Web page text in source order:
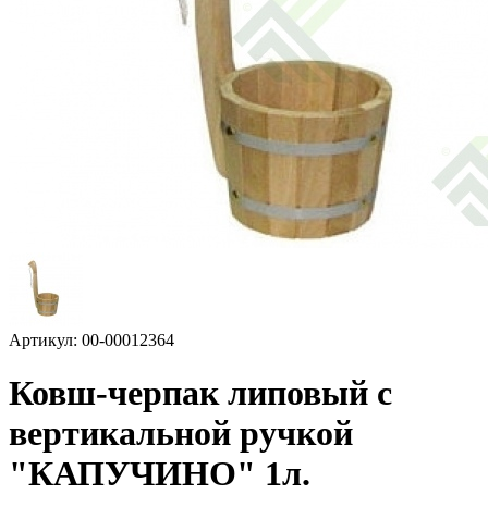
Артикул: 00-00012364
Ковш-черпак липовый с
вертикальной ручкой
"КАПУЧИНО" 1л.